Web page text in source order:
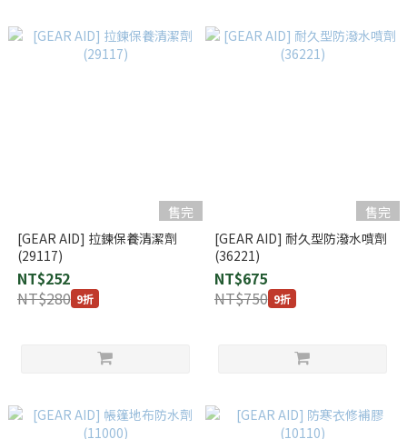
售完
[GEAR AID] 拉鍊保養清潔劑
(29117)
NT$252
NT$280 9折
售完
[GEAR AID] 耐久型防潑水噴劑
(36221)
NT$675
NT$750 9折